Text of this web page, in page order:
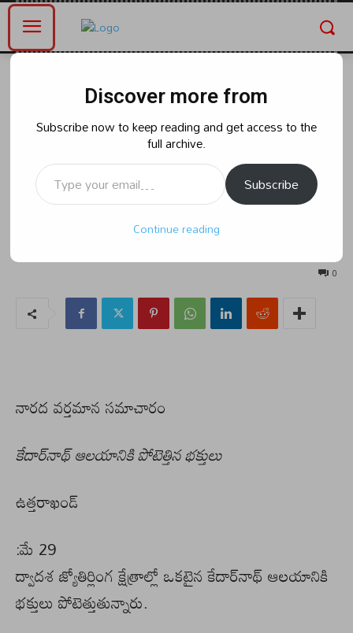
ద్వాదశ జ్యోతిర్లింగ క్షేత్రాల్లో ఒకటైన
కేదార్‌నాథ్‌ ఆలయానికి భక్తులు
పోటెత్తుతున్నారు.
Wednesday, May 29, 2024 12:44 pm
0
నారద వర్తమాన సమాచారం
కేదార్‌నాథ్ ఆలయానికి పోటెత్తిన భక్తులు
ఉత్తరాఖండ్
:మే 29
ద్వాదశ జ్యోతిర్లింగ క్షేత్రాల్లో ఒకటైన కేదార్‌నాథ్‌ ఆలయానికి
భక్తులు పోటెత్తుతున్నారు.
Discover more from
Subscribe now to keep reading and get access to the
full archive.
Type your email…
Subscribe
Continue reading